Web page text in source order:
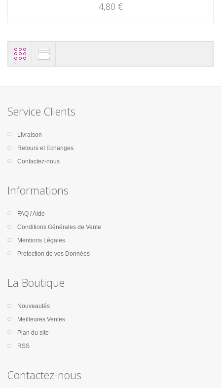
4,80 €
Service Clients
Livraison
Retours et Echanges
Contactez-nous
Informations
FAQ / Aide
Conditions Générales de Vente
Mentions Légales
Protection de vos Données
La Boutique
Nouveautés
Meilleures Ventes
Plan du site
RSS
Contactez-nous